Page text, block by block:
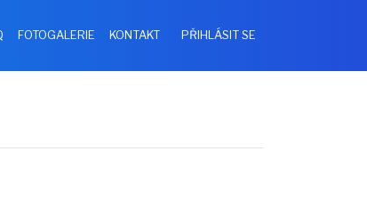
FOTOGALERIE KONTAKT PŘIHLÁSIT SE